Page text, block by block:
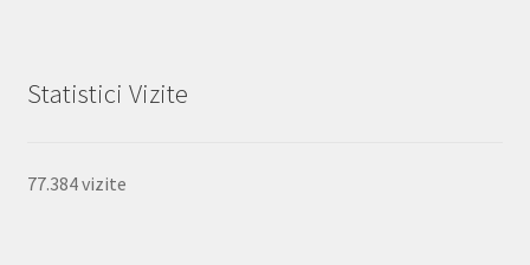
Statistici Vizite
77.384 vizite